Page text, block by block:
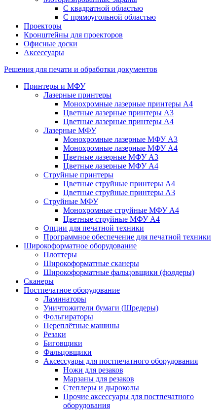
С квадратной областью
С прямоугольной областью
Проекторы
Кронштейны для проекторов
Офисные доски
Аксессуары
Решения для печати и обработки документов
Принтеры и МФУ
Лазерные принтеры
Монохромные лазерные принтеры А4
Цветные лазерные принтеры А3
Цветные лазерные принтеры А4
Лазерные МФУ
Монохромные лазерные МФУ А3
Монохромные лазерные МФУ А4
Цветные лазерные МФУ А3
Цветные лазерные МФУ А4
Струйные принтеры
Цветные струйные принтеры А4
Цветные струйные принтеры А3
Струйные МФУ
Монохромные струйные МФУ А4
Цветные струйные МФУ А4
Опции для печатной техники
Программное обеспечение для печатной техники
Широкоформатное оборудование
Плоттеры
Широкоформатные сканеры
Широкоформатные фальцовщики (фолдеры)
Сканеры
Постпечатное оборудование
Ламинаторы
Уничтожители бумаги (Шредеры)
Фольгираторы
Переплётные машины
Резаки
Биговщики
Фальцовщики
Аксессуары для постпечатного оборудования
Ножи для резаков
Марзаны для резаков
Степлеры и дыроколы
Прочие аксессуары для постпечатного
оборудования